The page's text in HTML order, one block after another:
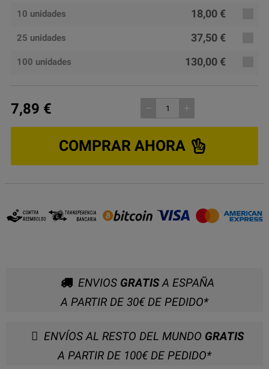
10 unidades 18,00 €
25 unidades 37,50 €
100 unidades 130,00 €
7,89 € add
COMPRAR AHORA
ENVIOS GRATISA ESPAÑA
A PARTIR DE 30€ DE PEDIDO*
ENVÍOS AL RESTO DEL MUNDO GRATIS
A PARTIR DE 100€ DE PEDIDO*